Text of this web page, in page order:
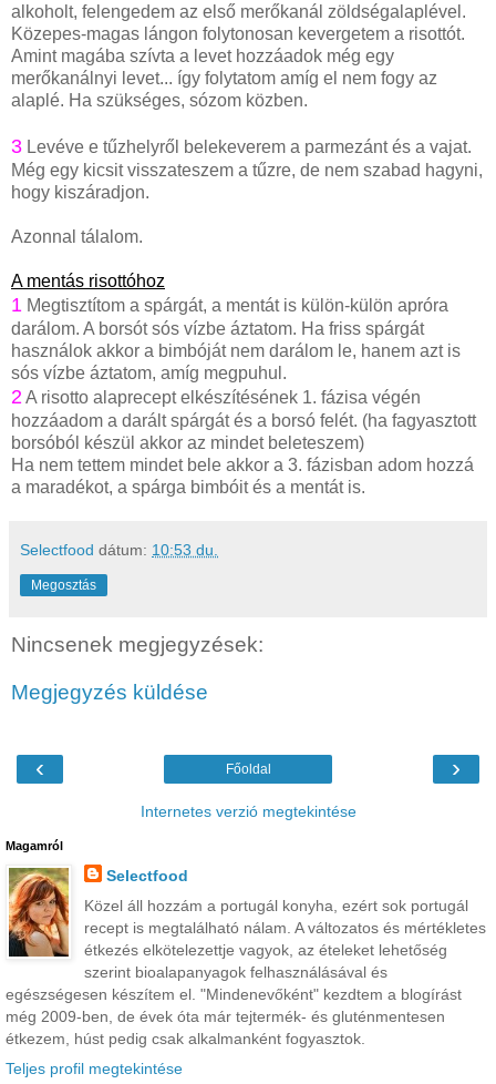
alkoholt, felengedem az első merőkanál zöldségalaplével.
Közepes-magas lángon folytonosan kevergetem a risottót.
Amint magába szívta a levet hozzáadok még egy
merőkanálnyi levet... így folytatom amíg el nem fogy az
alaplé. Ha szükséges, sózom közben.
3 Levéve e tűzhelyről belekeverem a parmezánt és a vajat.
Még egy kicsit visszateszem a tűzre, de nem szabad hagyni,
hogy kiszáradjon.
Azonnal tálalom.
A mentás risottóhoz
1 Megtisztítom a spárgát, a mentát is külön-külön apróra
darálom. A borsót sós vízbe áztatom. Ha friss spárgát
használok akkor a bimbóját nem darálom le, hanem azt is
sós vízbe áztatom, amíg megpuhul.
2 A risotto alaprecept elkészítésének 1. fázisa végén
hozzáadom a darált spárgát és a borsó felét. (ha fagyasztott
borsóból készül akkor az mindet beleteszem)
Ha nem tettem mindet bele akkor a 3. fázisban adom hozzá
a maradékot, a spárga bimbóit és a mentát is.
Selectfood dátum: 10:53 du.
Megosztás
Nincsenek megjegyzések:
Megjegyzés küldése
‹ ›
Főoldal
Internetes verzió megtekintése
Magamról
Selectfood
Közel áll hozzám a portugál konyha, ezért sok portugál
recept is megtalálható nálam. A változatos és mértékletes
étkezés elkötelezettje vagyok, az ételeket lehetőség
szerint bioalapanyagok felhasználásával és
egészségesen készítem el. "Mindenevőként" kezdtem a blogírást
még 2009-ben, de évek óta már tejtermék- és gluténmentesen
étkezem, húst pedig csak alkalmanként fogyasztok.
Teljes profil megtekintése